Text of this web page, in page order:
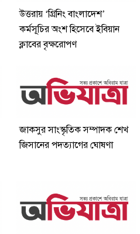
উত্তরায় ‘গ্রিনিং বাংলাদেশ’
কর্মসূচির অংশ হিসেবে ইবিয়ান
ক্লাবের বৃক্ষরোপণ
জাকসুর সাংস্কৃতিক সম্পাদক শেখ
জিসানের পদত্যাগের ঘোষণা